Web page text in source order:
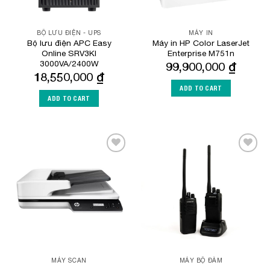
BỘ LƯU ĐIỆN - UPS
Bộ lưu điện APC Easy
Online SRV3KI
3000VA/2400W
18,550,000 ₫
ADD TO CART
MÁY IN
Máy in HP Color LaserJet
Enterprise M751n
99,900,000 ₫
ADD TO CART
Wishlist
MÁY SCAN MÁY BỘ ĐÀM